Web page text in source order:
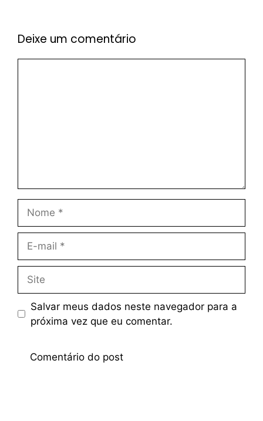
Deixe um comentário
Salvar meus dados neste navegador para a
próxima vez que eu comentar.